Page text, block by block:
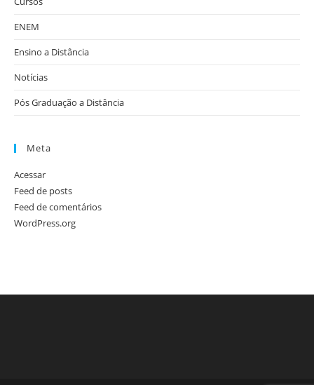
ENEM
Ensino a Distância
Notícias
Pós Graduação a Distância
Meta
Acessar
Feed de posts
Feed de comentários
WordPress.org